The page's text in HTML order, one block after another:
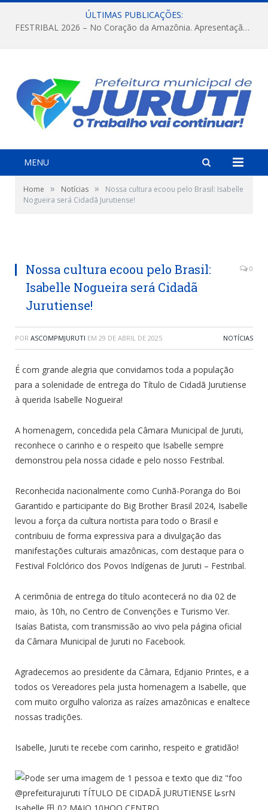
ÚLTIMAS PUBLICAÇÕES:
FESTRIBAL 2026 – No Coração da Amazônia. Apresentação da Munduruku.
MENU
Home » Notícias »
Nossa cultura ecoou pelo Brasil: Isabelle
Nogueira será Cidadã Jurutiense!
Nossa cultura ecoou pelo Brasil:
Isabelle Nogueira será Cidadã
Jurutiense!
0
POR ASCOMPMJURUTI EM 29 DE ABRIL DE 2025 NOTÍCIAS
É com grande alegria que convidamos toda a população
para a solenidade de entrega do Título de Cidadã Jurutiense
à querida Isabelle Nogueira!
A homenagem, concedida pela Câmara Municipal de Juruti,
reconhece o carinho e o respeito que Isabelle sempre
demonstrou pela nossa cidade e pelo nosso Festribal.
Reconhecida nacionalmente como Cunhã-Poranga do Boi
Garantido e participante do Big Brother Brasil 2024, Isabelle
levou a força da cultura nortista para todo o Brasil e
contribuiu de forma expressiva para a divulgação das
manifestações culturais amazônicas, com destaque para o
Festival Folclórico dos Povos Indígenas de Juruti – Festribal.
A cerimônia de entrega do título acontecerá no dia 02 de
maio, às 10h, no Centro de Convenções e Turismo Ver.
Isaías Batista, com transmissão ao vivo pela página oficial
da Câmara Municipal de Juruti no Facebook.
Agradecemos ao presidente da Câmara, Edjanio Printes, e a
todos os Vereadores pela justa homenagem a Isabelle, que
com muito orgulho valoriza as raízes amazônicas e enaltece
nossas tradições.
Isabelle, Juruti te recebe com carinho, respeito e gratidão!